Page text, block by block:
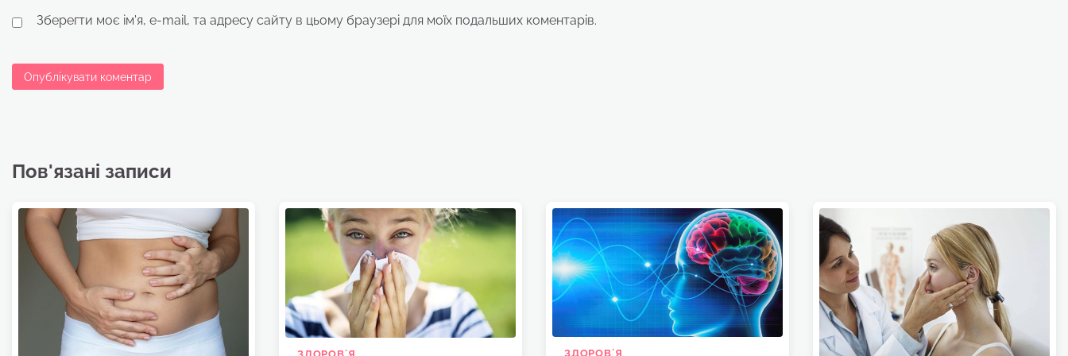
Зберегти моє ім'я, e-mail, та адресу сайту в цьому браузері для моїх подальших коментарів.
Пов'язані записи
ЗДОРОВʼЯ